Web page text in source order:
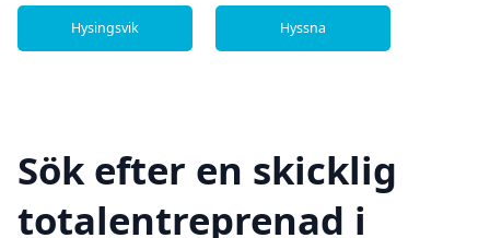
Hysingsvik Hyssna
Sök efter en skicklig
totalentreprenad i